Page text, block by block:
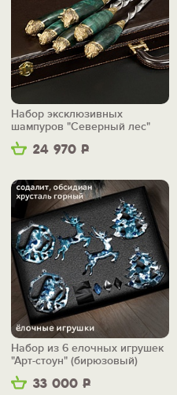
24 970 Р
Набор эксклюзивных
шампуров "Северный лес"
33 000 Р
Набор из 6 елочных игрушек
"Арт-стоун" (бирюзовый)